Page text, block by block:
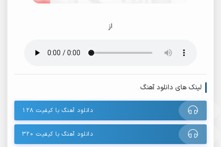
از
لینک های دانلود آهنگ
دانلود آهنگ با کیفیت ۱۲۸
دانلود آهنگ با کیفیت ۳۲۰